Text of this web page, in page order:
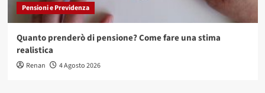
Pensioni e Previdenza
Quanto prenderò di pensione? Come fare una stima
realistica
Renan 4 Agosto 2026